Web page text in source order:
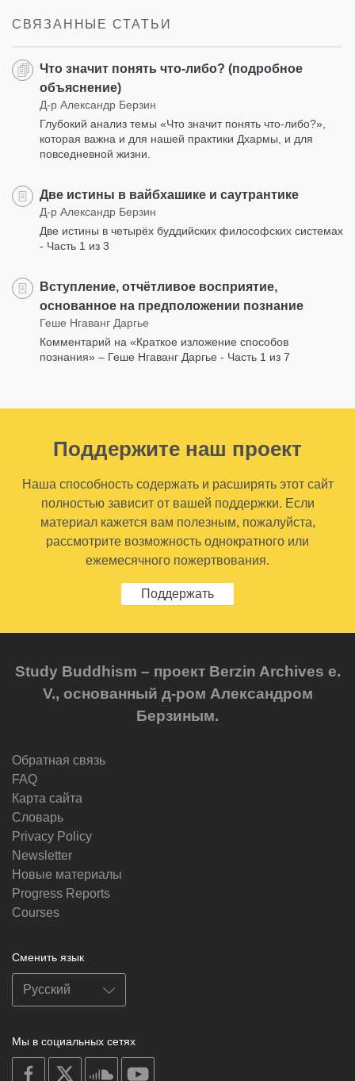
СВЯЗАННЫЕ СТАТЬИ
Что значит понять что-либо? (подробное
объяснение)
Д-р Александр Берзин
Глубокий анализ темы «Что значит понять что-либо?»,
которая важна и для нашей практики Дхармы, и для
повседневной жизни.
Две истины в вайбхашике и саутрантике
Д-р Александр Берзин
Две истины в четырёх буддийских философских системах
- Часть 1 из 3
Вступление, отчётливое восприятие,
основанное на предположении познание
Геше Нгаванг Даргье
Комментарий на «Краткое изложение способов
познания» – Геше Нгаванг Даргье - Часть 1 из 7
Поддержите наш проект
Наша способность содержать и расширять этот сайт
полностью зависит от вашей поддержки. Если
материал кажется вам полезным, пожалуйста,
рассмотрите возможность однократного или
ежемесячного пожертвования.
Поддержать
Study Buddhism – проект Berzin Archives e.
V., основанный д-ром Александром
Берзиным.
Обратная связь
FAQ
Карта сайта
Словарь
Privacy Policy
Newsletter
Новые материалы
Progress Reports
Courses
Сменить язык
Мы в социальных сетях
on
facebook
soundcloud